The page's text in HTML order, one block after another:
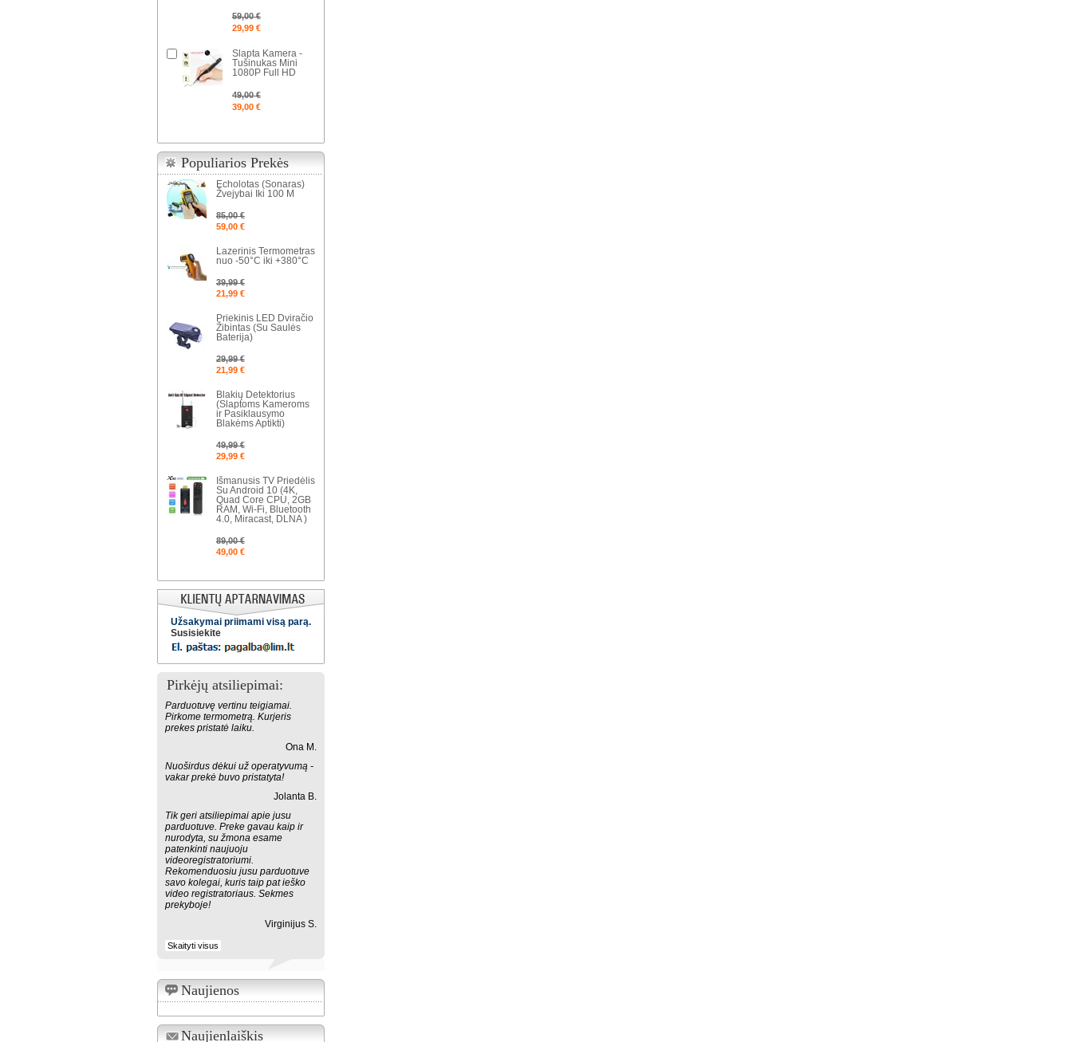
59,00 €
29,99 €
Slapta Kamera -
Tušinukas Mini
1080P Full HD
49,00 €
39,00 €
Populiarios Prekės
Echolotas (Sonaras)
Žvejybai Iki 100 M
85,00 €
59,00 €
Lazerinis Termometras
nuo -50°C iki +380°C
39,99 €
21,99 €
Priekinis LED Dviračio
Žibintas (Su Saulės
Baterija)
29,99 €
21,99 €
Blakių Detektorius
(Slaptoms Kameroms
ir Pasiklausymo
Blakėms Aptikti)
49,99 €
29,99 €
Išmanusis TV Priedėlis
Su Android 10 (4K,
Quad Core CPU, 2GB
RAM, Wi-Fi, Bluetooth
4.0, Miracast, DLNA )
89,00 €
49,00 €
Užsakymai priimami visą parą.
Susisiekite
Pirkėjų atsiliepimai:
Parduotuvę vertinu teigiamai.
Pirkome termometrą. Kurjeris
prekes pristatė laiku.
Ona M.
Nuoširdus dėkui už operatyvumą -
vakar prekė buvo pristatyta!
Jolanta B.
Tik geri atsiliepimai apie jusu
parduotuve. Preke gavau kaip ir
nurodyta, su žmona esame
patenkinti naujuoju
videoregistratoriumi.
Rekomenduosiu jusu parduotuve
savo kolegai, kuris taip pat ieško
video registratoriaus. Sekmes
prekyboje!
Virginijus S.
Skaityti visus
Naujienos
Naujienlaiškis